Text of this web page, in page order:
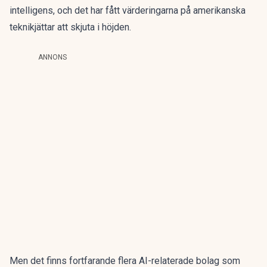
intelligens, och det har fått värderingarna på amerikanska
teknikjättar att skjuta i höjden.
ANNONS
Men det finns fortfarande flera AI-relaterade bolag som